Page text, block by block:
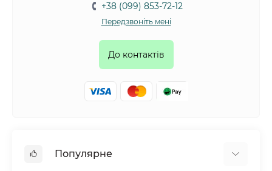
+38 (099) 853-72-12
Передзвоніть мені
До контактів
Популярне